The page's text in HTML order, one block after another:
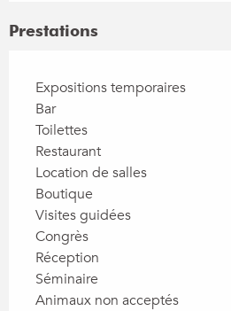
Prestations
Expositions temporaires
Bar
Toilettes
Restaurant
Location de salles
Boutique
Visites guidées
Congrès
Réception
Séminaire
Animaux non acceptés